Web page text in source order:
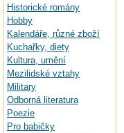
Historické romány
Hobby
Kalendáře, různé zboží
Kuchařky, diety
Kultura, umění
Mezilidské vztahy
Military
Odborná literatura
Poezie
Pro babičky